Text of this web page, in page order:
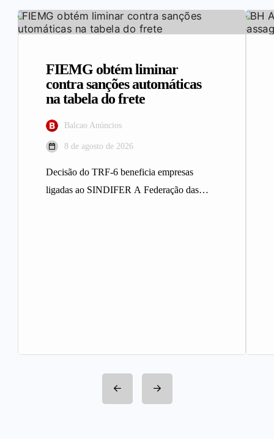
FIEMG obtém liminar
contra sanções automáticas
na tabela do frete
Balcao Anúncios
8 de agosto de 2026
Decisão do TRF-6 beneficia empresas
ligadas ao SINDIFER A Federação das